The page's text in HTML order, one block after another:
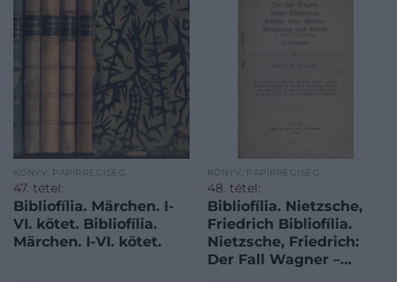
KÖNYV, PAPÍRRÉGISÉG
47. tétel:
Bibliofília. Märchen. I-
VI. kötet. Bibliofília.
Märchen. I-VI. kötet.
KÖNYV, PAPÍRRÉGISÉG
48. tétel:
Bibliofília. Nietzsche,
Friedrich Bibliofília.
Nietzsche, Friedrich:
Der Fall Wagner –